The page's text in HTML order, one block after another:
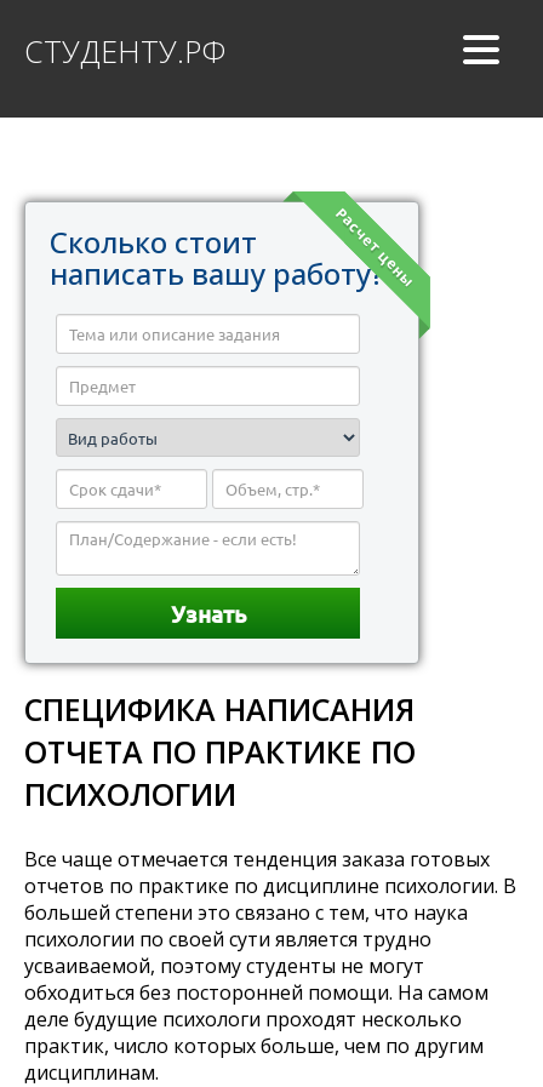
СТУДЕНТУ.РФ
Расчет цены
Сколько стоит
написать вашу работу?
СПЕЦИФИКА НАПИСАНИЯ
ОТЧЕТА ПО ПРАКТИКЕ ПО
ПСИХОЛОГИИ
Все чаще отмечается тенденция заказа готовых
отчетов по практике по дисциплине психологии. В
большей степени это связано с тем, что наука
психологии по своей сути является трудно
усваиваемой, поэтому студенты не могут
обходиться без посторонней помощи. На самом
деле будущие психологи проходят несколько
практик, число которых больше, чем по другим
дисциплинам.